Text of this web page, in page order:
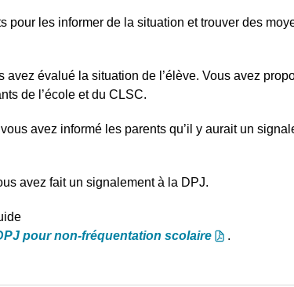
pour les informer de la situation et trouver des
évalué la situation de l’élève. Vous avez
de l’école et du CLSC.
avez informé les parents qu’il y aurait un
avez fait un signalement à la DPJ.
pour non-fréquentation scolaire
.